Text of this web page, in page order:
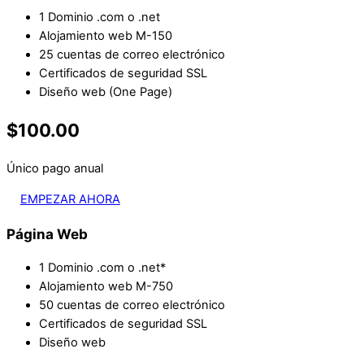
1 Dominio .com o .net
Alojamiento web M-150
25 cuentas de correo electrónico
Certificados de seguridad SSL
Diseño web (One Page)
$100.00
Único pago anual
EMPEZAR AHORA
Página Web
1 Dominio .com o .net*
Alojamiento web M-750
50 cuentas de correo electrónico
Certificados de seguridad SSL
Diseño web